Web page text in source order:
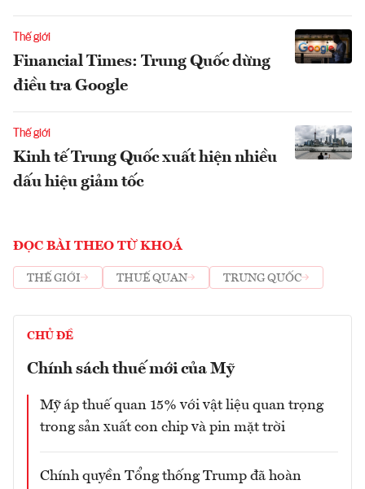
Thế giới
Financial Times: Trung Quốc dừng
điều tra Google
Thế giới
Kinh tế Trung Quốc xuất hiện nhiều
dấu hiệu giảm tốc
ĐỌC BÀI THEO TỪ KHOÁ
THẾ GIỚI THUẾ QUAN TRUNG QUỐC
CHỦ ĐỀ
Chính sách thuế mới của Mỹ
Mỹ áp thuế quan 15% với vật liệu quan trọng
trong sản xuất con chip và pin mặt trời
Chính quyền Tổng thống Trump đã hoàn